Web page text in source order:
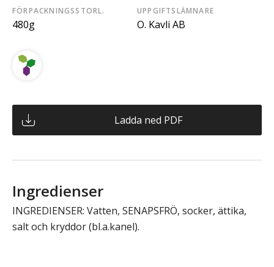
FÖRPACKNINGSSTORL.
480g
UPPGIFTSLÄMNARE
O. Kavli AB
Ladda ned PDF
Ingredienser
INGREDIENSER: Vatten, SENAPSFRÖ, socker, ättika,
salt och kryddor (bl.a.kanel).